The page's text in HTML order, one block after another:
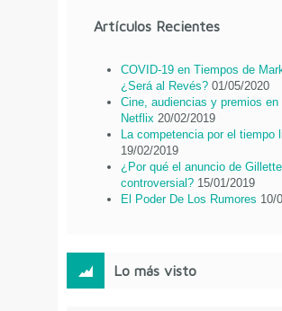
Artículos Recientes
COVID-19 en Tiempos de
¿Será al Revés? 01/05/2020
Cine, audiencias y premios en
Netflix 20/02/2019
La competencia por el tiempo
19/02/2019
¿Por qué el anuncio de
controversial? 15/01/2019
El Poder De Los Rumores 10/
Lo más visto